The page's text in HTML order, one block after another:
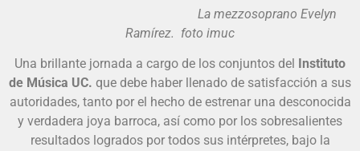
La mezzosoprano Evelyn
Ramírez. foto imuc
Una brillante jornada a cargo de los conjuntos del
Instituto
de Música UC. que debe haber llenado de satisfacción a sus
autoridades, tanto por el hecho de estrenar una desconocida
y verdadera joya barroca, así como por los sobresalientes
resultados logrados por todos sus intérpretes, bajo la